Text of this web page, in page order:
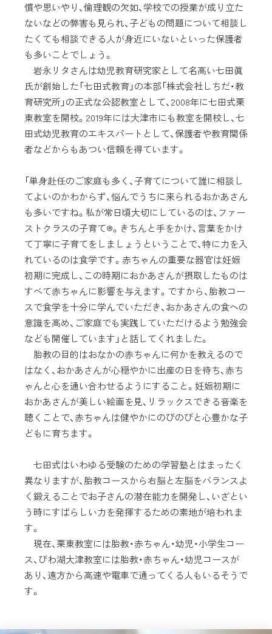
慣や思いやり、倫理観の欠如、学校での授業が成り立た
ないなどの弊害も見られ、子どもの問題について相談し
たくても相談できる人が身近にいないといった保護者
も多いことでしょう。
岩永リタさんは幼児教育研究家として名高い七田眞
氏が創始した「七田式教育」の本部「株式会社しちだ・教
育研究所」の正式な公認教室として、2008年に七田式栗
東教室を開校。2019年には大津市にも教室を開校し、七
田式幼児教育のエキスパートとして、保護者や教育関係
者などからもあつい信頼を得ています。
「単身赴任のご家庭も多く、子育てについて誰に相談し
てよいのかわからず、悩んでうちに来られるおかあさん
も多いですね。私が常日頃大切にしているのは、ファー
ストクラスの子育て®。きちんと手をかけ、言葉をかけ
て丁寧に子育てをしましょうということで、特に力を入
れているのは食学です。赤ちゃんの重要な器官は妊娠
初期に完成し、この時期におかあさんが摂取したものは
すべて赤ちゃんに影響を与えます。ですから、胎教コー
スで食学を十分に学んでいただき、おかあさんの食への
意識を高め、ご家庭でも実践していただけるよう勉強会
なども開催しています」と話してくれました。
胎教の目的はおなかの赤ちゃんに何かを教えるので
はなく、おかあさんが心穏やかに出産の日を待ち、赤ち
ゃんと心を通い合わせるようにすること。妊娠初期に
おかあさんが美しい絵画を見、リラックスできる音楽を
聴くことで、赤ちゃんは健やかにのびのびと心豊かな子
どもに育ちます。
七田式はいわゆる受験のための学習塾とはまったく
異なりますが、胎教コースから右脳と左脳をバランスよ
く鍛えることでお子さんの潜在能力を開発し、いざとい
う時にすばらしい力を発揮するための素地が培われま
す。
現在、栗東教室には胎教・赤ちゃん・幼児・小学生コー
ス、びわ湖大津教室には胎教・赤ちゃん・幼児コースが
あり、遠方から高速や電車で通ってくる人もいるそうで
す。